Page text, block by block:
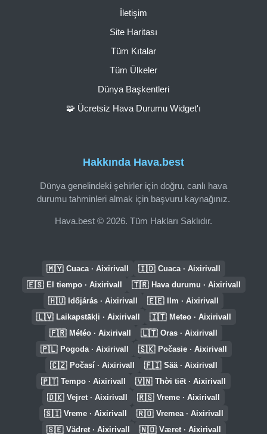
Hakkında Hava.best
Dünya genelindeki şehirler için doğru, canlı hava
durumu tahminleri almak için başvuru kaynağınız.
Hava.best © 2026. Tüm Hakları Saklıdır.
İletişim
Site Haritası
Tüm Kıtalar
Tüm Ülkeler
Dünya Başkentleri
🧩 Ücretsiz Hava Durumu Widget'ı
🇲🇾 Cuaca · Aixirivall 🇮🇩 Cuaca · Aixirivall
🇪🇸 El tiempo · Aixirivall 🇹🇷 Hava durumu · Aixirivall
🇭🇺 Időjárás · Aixirivall 🇪🇪 Ilm · Aixirivall
🇱🇻 Laikapstākļi · Aixirivall 🇮🇹 Meteo · Aixirivall
🇫🇷 Météo · Aixirivall 🇱🇹 Oras · Aixirivall
🇵🇱 Pogoda · Aixirivall 🇸🇰 Počasie · Aixirivall
🇨🇿 Počasí · Aixirivall 🇫🇮 Sää · Aixirivall
🇵🇹 Tempo · Aixirivall 🇻🇳 Thời tiết · Aixirivall
🇩🇰 Vejret · Aixirivall 🇷🇸 Vreme · Aixirivall
🇸🇮 Vreme · Aixirivall 🇷🇴 Vremea · Aixirivall
🇸🇪 Vädret · Aixirivall 🇳🇴 Været · Aixirivall